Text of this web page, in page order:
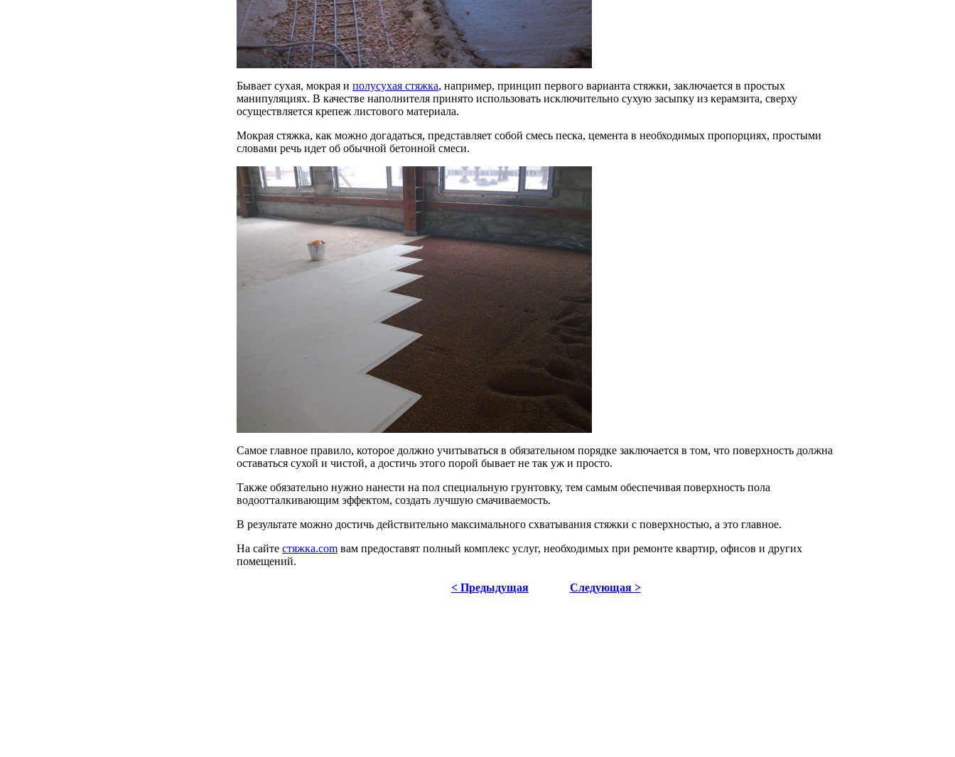
Бывает сухая, мокрая и полусухая стяжка, например, принцип первого варианта стяжки, заключается в простых
манипуляциях. В качестве наполнителя принято использовать исключительно сухую засыпку из керамзита, сверху
осуществляется крепеж листового материала.
Мокрая стяжка, как можно догадаться, представляет собой смесь песка, цемента в необходимых пропорциях, простыми
словами речь идет об обычной бетонной смеси.
Самое главное правило, которое должно учитываться в обязательном порядке заключается в том, что поверхность должна
оставаться сухой и чистой, а достичь этого порой бывает не так уж и просто.
Также обязательно нужно нанести на пол специальную грунтовку, тем самым обеспечивая поверхность пола
водоотталкивающим эффектом, создать лучшую смачиваемость.
В результате можно достичь действительно максимального схватывания стяжки с поверхностью, а это главное.
На сайте стяжка.com вам предоставят полный комплекс услуг, необходимых при ремонте квартир, офисов и других
помещений.
< Предыдущая Следующая >